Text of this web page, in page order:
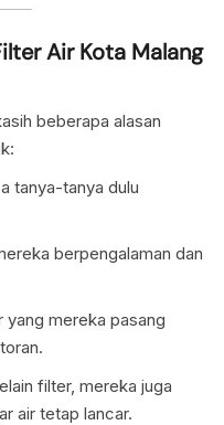
Air Kota Malang
beberapa alasan
tanya-tanya dulu
berpengalaman dan
yang mereka pasang
filter, mereka juga
air tetap lancar.